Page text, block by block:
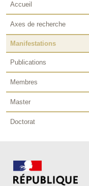
Accueil
Axes de recherche
Manifestations
Publications
Membres
Master
Doctorat